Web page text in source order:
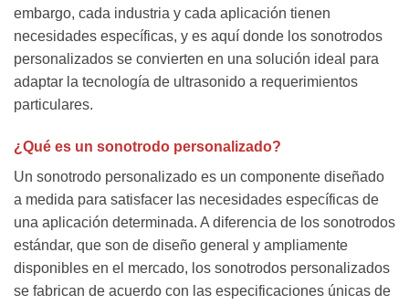
embargo, cada industria y cada aplicación tienen
necesidades específicas, y es aquí donde los sonotrodos
personalizados se convierten en una solución ideal para
adaptar la tecnología de ultrasonido a requerimientos
particulares.
¿Qué es un sonotrodo personalizado?
Un sonotrodo personalizado es un componente diseñado
a medida para satisfacer las necesidades específicas de
una aplicación determinada. A diferencia de los sonotrodos
estándar, que son de diseño general y ampliamente
disponibles en el mercado, los sonotrodos personalizados
se fabrican de acuerdo con las especificaciones únicas de